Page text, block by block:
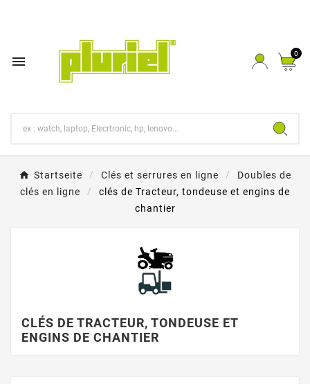
 0
Startseite Clés et serrures en ligne
Doubles de
clés en ligne
clés de Tracteur, tondeuse et engins de
chantier
CLÉS DE TRACTEUR, TONDEUSE ET
ENGINS DE CHANTIER